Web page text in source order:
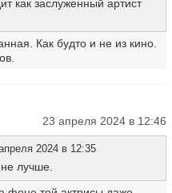
как заслуженный артист
Как будто и не из кино.
23 апреля 2024 в 12:46
2024 в 12:35
лучше.